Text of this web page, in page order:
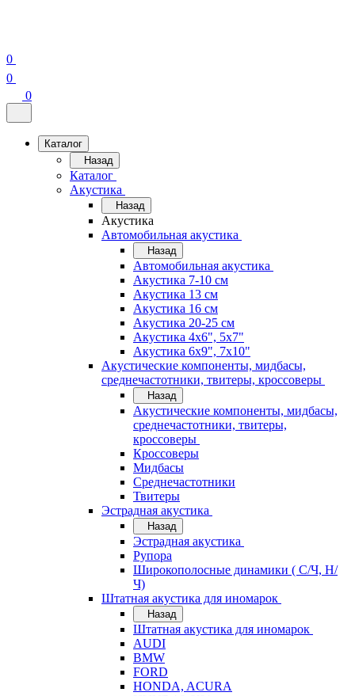
0
0
0
Каталог
Назад
Каталог
Акустика
Назад
Акустика
Автомобильная акустика
Назад
Автомобильная акустика
Акустика 7-10 см
Акустика 13 см
Акустика 16 см
Акустика 20-25 см
Акустика 4х6", 5х7"
Акустика 6х9", 7х10"
Акустические компоненты, мидбасы,
среднечастотники, твитеры, кроссоверы
Назад
Акустические компоненты, мидбасы,
среднечастотники, твитеры,
кроссоверы
Кроссоверы
Мидбасы
Среднечастотники
Твитеры
Эстрадная акустика
Назад
Эстрадная акустика
Рупора
Широкополосные динамики ( С/Ч, Н/
Ч)
Штатная акустика для иномарок
Назад
Штатная акустика для иномарок
AUDI
BMW
FORD
HONDA, ACURA